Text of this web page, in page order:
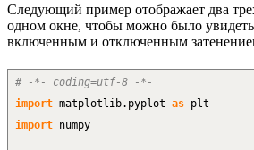
Следующий пример отображает два
одном окне, чтобы можно было
включенным и отключенным
# -*- coding=utf-8 -*-
import matplotlib. pyplot as plt
import numpy